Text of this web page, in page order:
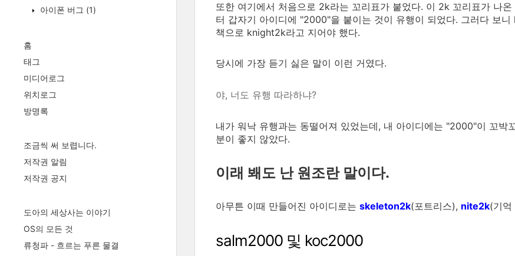
아이폰 버그 (1)
홈
태그
미디어로그
위치로그
방명록
조금씩 써 보렵니다.
저작권 알림
저작권 공지
도아의 세상사는 이야기
OS의 모든 것
류청파 - 흐르는 푸른 물결
또한 여기에서 처음으로 2k라는 꼬리표가 붙었다. 이 2k 꼬리표가 나
터 갑자기 아이디에 "2000"을 붙이는 것이 유행이 되었다. 그러다 보
책으로 knight2k라고 지어야 했다.
당시에 가장 듣기 싫은 말이 이런 거였다.
야, 너도 유행 따라하냐?
내가 워낙 유행과는 동떨어져 있었는데, 내 아이디에는 "2000"이 꼬박
분이 좋지 않았다.
이래 봬도 난 원조란 말이다.
아무튼 이때 만들어진 아이디로는 skeleton2k(포트리스), nite2k(기억
salm2000 및 koc2000